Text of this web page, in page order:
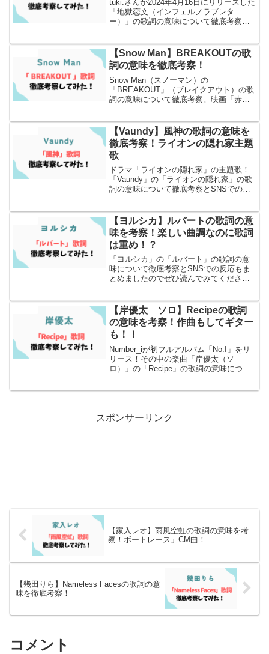
tuki.さんが2024年4月16日にリリースした
「地獄恋文（インフェルノラブレタ
ー）」の歌詞の意味について徹底考察し
【Snow Man】BREAKOUTの歌
詞の意味を徹底考察！
Snow Man（スノーマン）の
「BREAKOUT」（ブレイクアウト）の歌
詞の意味について徹底考察。映画「赤羽
【Vaundy】風神の歌詞の意味を
徹底考察！ライオンの隠れ家主題
歌
ドラマ「ライオンの隠れ家」の主題歌！
「Vaundy」の「ライオンの隠れ家」の歌
詞の意味について徹底考察とSNSでの反
【ヨルシカ】ルバートの歌詞の意
味を考察！楽しい曲調なのに歌詞
は重め！？
「ヨルシカ」の「ルバート」の歌詞の意
味について徹底考察とSNSでの反応もま
とめましたのでぜひ読んでみてくださ
【岸優太 ソロ】Recipeの歌詞
の意味を考察！作曲もしてギター
も！！
Number_iが初フルアルバム「No.I」をリ
リース！その中の楽曲「岸優太（ソ
ロ）」の「Recipe」の歌詞の意味につい
スポンサーリンク
【家入レオ】雨風空虹の歌詞の意味を考
察！ボートレース」CM曲！
【幾田りら】Nameless Facesの歌詞の意
味を徹底考察！
コメント